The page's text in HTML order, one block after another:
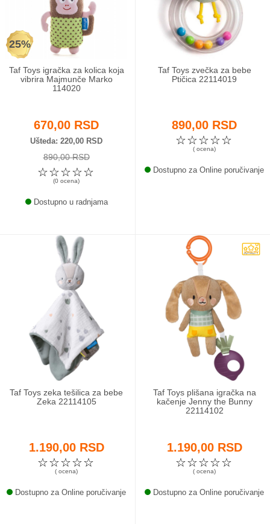
Odeća i obuća
Igračke za bebe i decu
AKCIJA
Call Centar
011 438 1 000
25%
Taf Toys igračka za kolica koja
vibrira Majmunče Marko
114020
670,00 RSD
Ušteda 220,00 RSD
890,00 RSD
☆
☆
☆
☆
☆
(0 ocena)
Dostupno u radnjama
Taf Toys zvečka za bebe
Ptičica 22114019
890,00 RSD
☆
☆
☆
☆
☆
( ocena)
Dostupno za Online poručivanje
Taf Toys zeka tešilica za bebe
Zeka 22114105
1.190,00 RSD
☆
☆
☆
☆
☆
( ocena)
Dostupno za Online poručivanje
Taf Toys plišana igračka na
kačenje Jenny the Bunny
22114102
1.190,00 RSD
☆
☆
☆
☆
☆
( ocena)
Dostupno za Online poručivanje